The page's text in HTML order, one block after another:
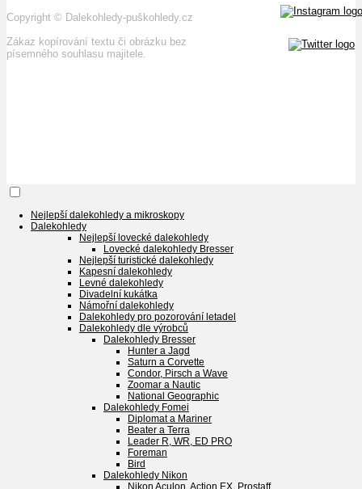
Copyright © Dalekohledy-puškohledy.cz
Zákaz kopírování textu či obrázku bez
písemného souhlasu majitele.
Nejlepší dalekohledy a mikroskopy
Dalekohledy
Nejlepší lovecké dalekohledy
Lovecké dalekohledy Bresser
Nejlepší turistické dalekohledy
Kapesní dalekohledy
Levné dalekohledy
Divadelní kukátka
Námořní dalekohledy
Dalekohledy pro pozorování letadel
Dalekohledy dle výrobců
Dalekohledy Bresser
Hunter a Jagd
Saturn a Corvette
Condor, Pirsch a Wave
Zoomar a Nautic
National Geographic
Dalekohledy Fomei
Diplomat a Mariner
Beater a Terra
Leader R, WR, ED PRO
Foreman
Bird
Dalekohledy Nikon
Nikon Aculon, Action EX, Prostaff